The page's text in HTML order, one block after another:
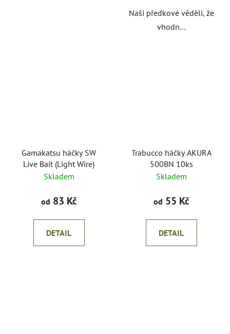
Naši předkové věděli, že
vhodn…
Gamakatsu háčky SW
Live Bait (Light Wire)
Skladem
od 83 Kč
DETAIL
Trabucco háčky AKURA
500BN 10ks
Skladem
od 55 Kč
DETAIL